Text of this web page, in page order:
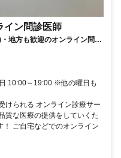
イン問診医師
地方も歓迎のオンライン問診
10:00～19:00 ※他の曜日も
けられる オンライン診療サー
質な医療の提供をしていくた
ご自宅などでのオンライン